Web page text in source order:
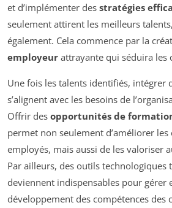
et d’implémenter des stratégies
seulement attirent les meilleurs
également. Cela commence par la
employeur attrayante qui séduira les
Une fois les talents identifiés, intégrer
s’alignent avec les besoins de
Offrir des opportunités de
permet non seulement d’améliorer les
employés, mais aussi de les valoriser
Par ailleurs, des outils technologiques
deviennent indispensables pour gérer
développement des compétences des